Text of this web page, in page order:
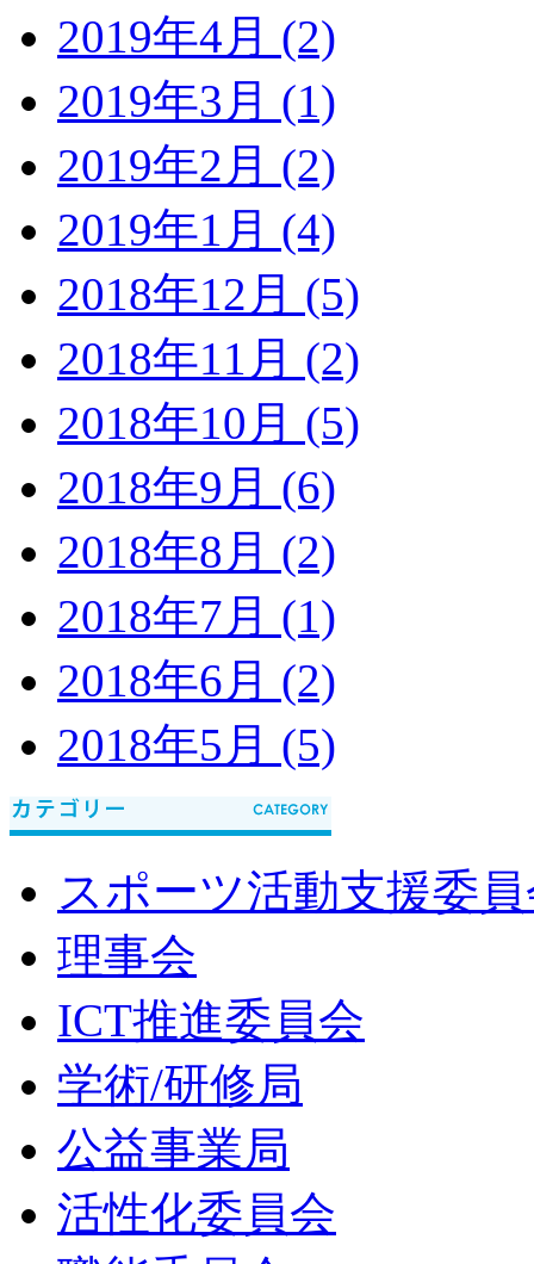
2019年4月 (2)
2019年3月 (1)
2019年2月 (2)
2019年1月 (4)
2018年12月 (5)
2018年11月 (2)
2018年10月 (5)
2018年9月 (6)
2018年8月 (2)
2018年7月 (1)
2018年6月 (2)
2018年5月 (5)
スポーツ活動支援委
理事会
ICT推進委員会
学術/研修局
公益事業局
活性化委員会